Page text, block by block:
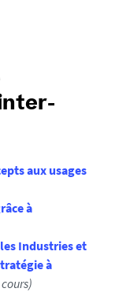
aux usages
à
Industries et
à